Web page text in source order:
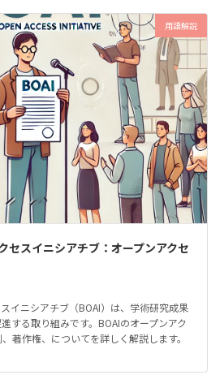
用語解説
セスイニシアチブ：オープンアクセ
イニシアチブ（BOAI）は、学術研究成果
する取り組みです。BOAIのオープンアク
著作権、についてを詳しく解説します。